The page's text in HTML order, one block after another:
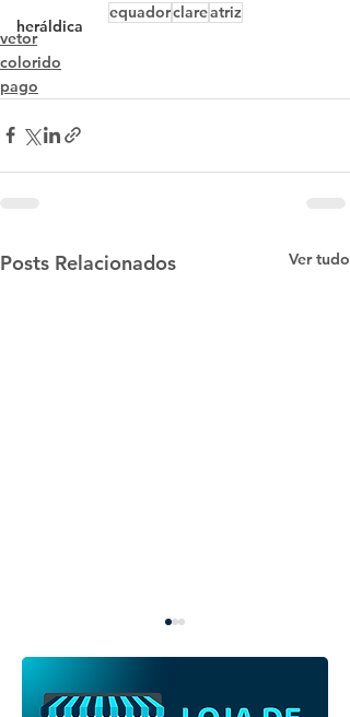
heráldica
equadorclareatriz
vetor
colorido
pago
Posts Relacionados Ver tudo